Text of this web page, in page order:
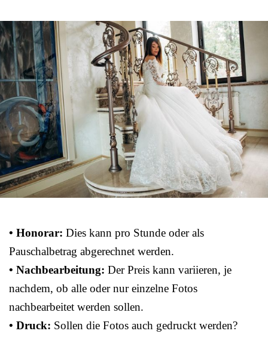
• Honorar: Dies kann pro Stunde oder als
Pauschalbetrag abgerechnet werden.
• Nachbearbeitung: Der Preis kann variieren, je
nachdem, ob alle oder nur einzelne Fotos
nachbearbeitet werden sollen.
• Druck: Sollen die Fotos auch gedruckt werden?